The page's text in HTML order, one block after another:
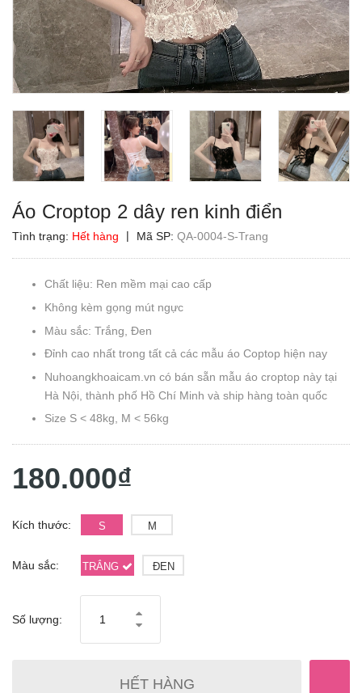
Áo Croptop 2 dây ren kinh điển
Tình trạng: Hết hàng | Mã SP: QA-0004-S-Trang
Chất liệu: Ren mềm mại cao cấp
Không kèm gọng mút ngực
Màu sắc: Trắng, Đen
Đỉnh cao nhất trong tất cả các mẫu áo Coptop hiện nay
Nuhoangkhoaicam.vn có bán sẵn mẫu áo croptop này tại
Hà Nội, thành phố Hồ Chí Minh và ship hàng toàn quốc
Size S < 48kg, M < 56kg
180.000₫
Kích thước: S M
Màu sắc: TRẮNG ĐEN
Số lượng:
HẾT HÀNG